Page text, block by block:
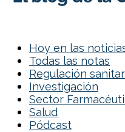
Hoy en las
Todas las notas
Regulación
Investigación
Sector
Salud
Pódcast